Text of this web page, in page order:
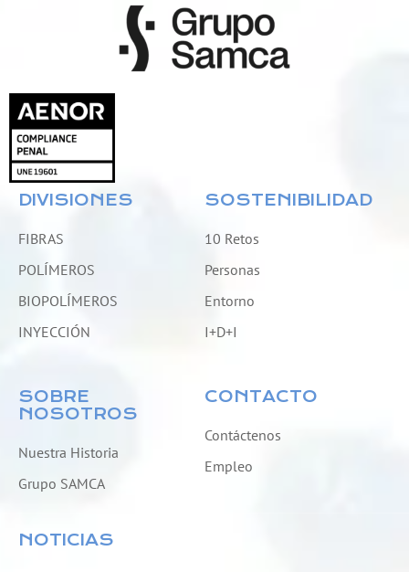
DIVISIONES
FIBRAS
POLÍMEROS
BIOPOLÍMEROS
INYECCIÓN
SOBRE
NOSOTROS
Nuestra Historia
Grupo SAMCA
SOSTENIBILIDAD
10 Retos
Personas
Entorno
I+D+I
CONTACTO
Contáctenos
Empleo
NOTICIAS